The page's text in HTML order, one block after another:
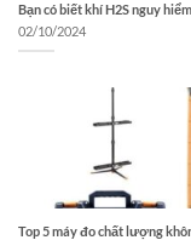
Bạn có biết khí H2S nguy
02/10/2024
Top 5 máy đo chất lượng